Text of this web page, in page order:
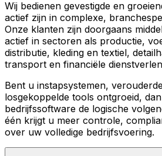
Wij bedienen gevestigde en
actief zijn in complexe,
Onze klanten zijn doorgaans
actief in sectoren als productie,
distributie, kleding en textiel,
transport en financiële
Bent u instapsystemen,
losgekoppelde tools ontgroeid,
bedrijfssoftware de logische
één krijgt u meer controle,
over uw volledige bedrijfsvoering.